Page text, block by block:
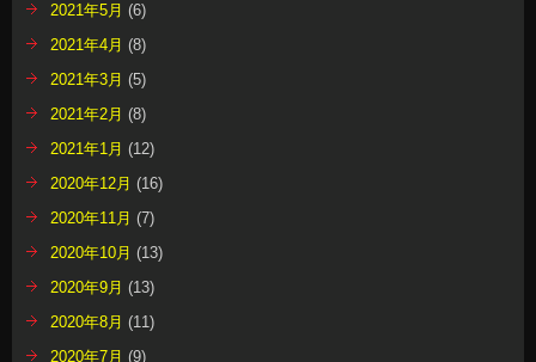
2021年5月 (6)
2021年4月 (8)
2021年3月 (5)
2021年2月 (8)
2021年1月 (12)
2020年12月 (16)
2020年11月 (7)
2020年10月 (13)
2020年9月 (13)
2020年8月 (11)
2020年7月 (9)